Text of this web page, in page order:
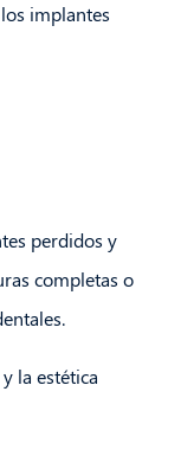
implantes
perdidos y
completas o
la estética